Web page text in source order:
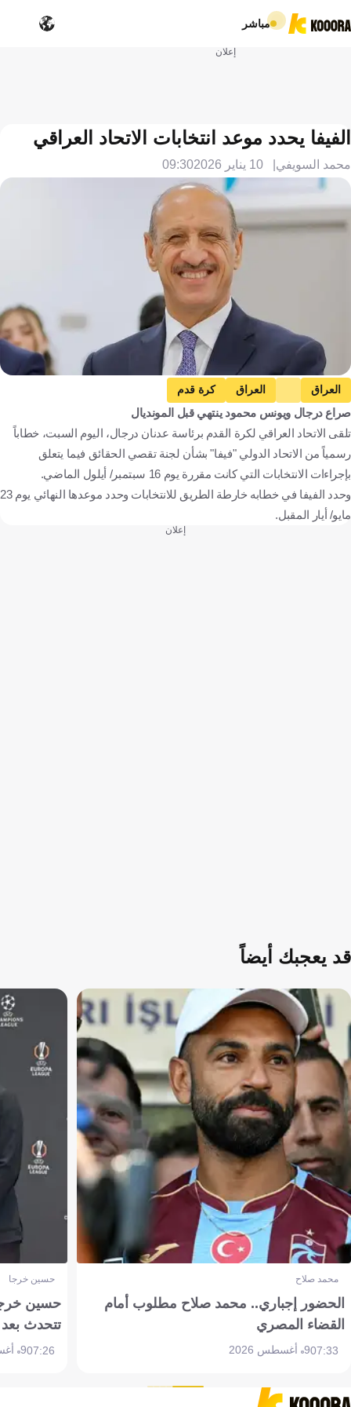
مباشر
إعلان
الفيفا يحدد موعد انتخابات الاتحاد العراقي
محمد السويفي 10 يناير 2026 09:30
العراق العراق كرة قدم
صراع درجال ويونس محمود ينتهي قبل المونديال
تلقى الاتحاد العراقي لكرة القدم برئاسة عدنان درجال، اليوم السبت، خطاباً
رسمياً من الاتحاد الدولي "فيفا" بشأن لجنة تقصي الحقائق فيما يتعلق
بإجراءات الانتخابات التي كانت مقررة يوم 16 سبتمبر/ أيلول الماضي.
وحدد الفيفا في خطابه خارطة الطريق للانتخابات وحدد موعدها النهائي يوم 23
مايو/ أيار المقبل.
إعلان
قد يعجبك أيضاً
محمد صلاح
الحضور إجباري.. محمد صلاح مطلوب أمام
القضاء المصري
07:339 أغسطس 2026
حسين خرجا
حسين
تتحدث
07:269 أغسطس 2026